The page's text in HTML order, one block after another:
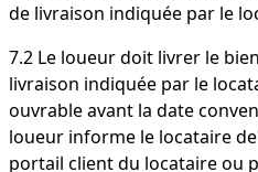
de livraison indiquée par le
7.2 Le loueur doit livrer le
livraison indiquée par le
ouvrable avant la date
loueur informe le locataire
portail client du locataire ou